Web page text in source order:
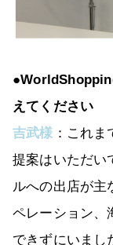
えてください
吉武様 ：これ
提案はいただい
ルへの出店が主
ペレーション、
できずにいまし